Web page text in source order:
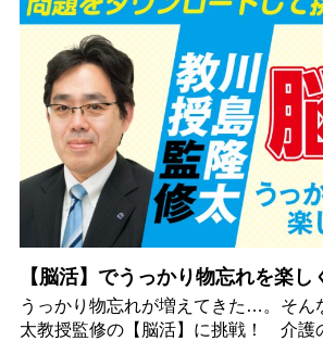
【脳活】でうっかり物忘れを楽し
うっかり物忘れが増えてきた…。そん
太教授監修の【脳活】に挑戦！ 介護